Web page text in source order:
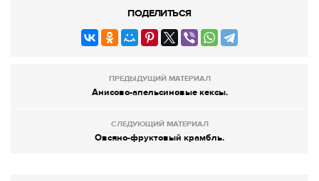
ПОДЕЛИТЬСЯ
ПРЕДЫДУЩИЙ МАТЕРИАЛ
Анисово-апельсиновые кексы.
СЛЕДУЮЩИЙ МАТЕРИАЛ
Овсяно-фруктовый крамбль.